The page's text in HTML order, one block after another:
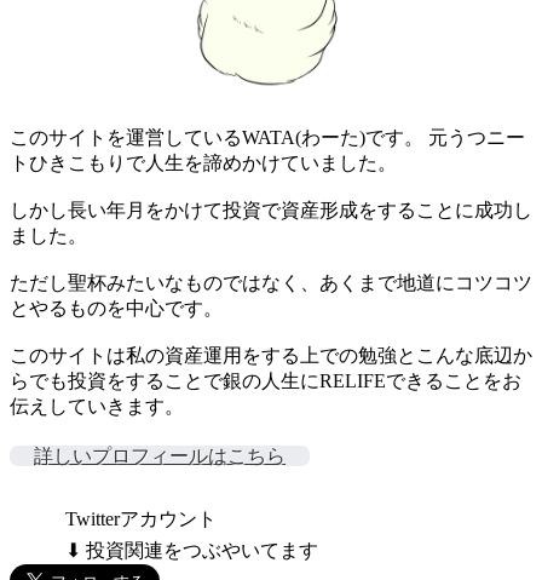
このサイトを運営しているWATA(わーた)です。 元うつニー
トひきこもりで人生を諦めかけていました。
しかし長い年月をかけて投資で資産形成をすることに成功し
ました。
ただし聖杯みたいなものではなく、あくまで地道にコツコツ
とやるものを中心です。
このサイトは私の資産運用をする上での勉強とこんな底辺か
らでも投資をすることで銀の人生にRELIFEできることをお
伝えしていきます。
詳しいプロフィールはこちら
Twitterアカウント
⬇ 投資関連をつぶやいてます